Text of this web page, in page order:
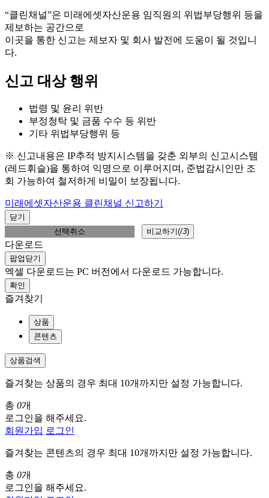
“클린채널”은 미래에셋자산운용 임직원의 위법부당행위 등을
제보하는 공간으로
이곳을 통한 신고는 제보자 및 회사 발전에 도움이 될 것입니
다.
신고 대상 행위
법령 및 윤리 위반
부정청탁 및 금품 수수 등 위반
기타 위법부당행위 등
※ 신고내용은 IP추적 방지시스템을 갖춘 외부의 신고시스템
(레드휘슬)을 통하여 익명으로 이루어지며, 준법감시인만 조
회 가능하여 철저하게 비밀이 보장됩니다.
미래에셋자산운용 클린채널 신고하기
닫기
선택취소
비교하기(/3)
다운로드
팝업닫기
엑셀 다운로드는 PC 버전에서 다운로드 가능합니다.
확인
즐겨찾기
상품
콘텐츠
상품검색
즐겨찾는 상품의 경우 최대 10개까지만 설정 가능합니다.
총 0개
로그인을 해주세요.
회원가입 로그인
즐겨찾는 콘텐츠의 경우 최대 10개까지만 설정 가능합니다.
총 0개
로그인을 해주세요.